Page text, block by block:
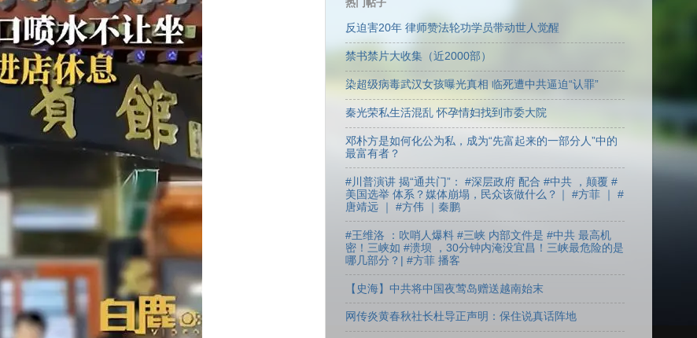
热门帖子
反迫害20年 律师赞法轮功学员带动世人觉醒
禁书禁片大收集（近2000部）
染超级病毒武汉女孩曝光真相 临死遭中共逼迫“认罪”
秦光荣私生活混乱 怀孕情妇找到市委大院
邓朴方是如何化公为私，成为“先富起来的一部分人”中的
最富有者？
#川普演讲 揭“通共门”： #深层政府 配合 #中共 ，颠覆 #
美国选举 体系？媒体崩塌，民众该做什么？｜ #方菲 ｜ #
唐靖远 ｜ #方伟 ｜秦鹏
#王维洛 ：吹哨人爆料 #三峡 内部文件是 #中共 最高机
密！三峡如 #溃坝 ，30分钟内淹没宜昌！三峡最危险的是
哪几部分？| #方菲 播客
【史海】中共将中国夜莺岛赠送越南始末
网传炎黄春秋社长杜导正声明：保住说真话阵地